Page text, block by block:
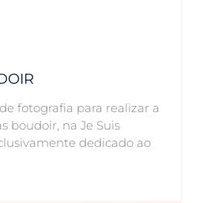
fotografia para realizar a
boudoir, na Je Suis
dedicado ao